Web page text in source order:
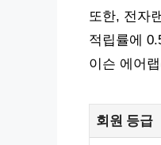
또한, 전자
적립률에
이슨 에어
회원 등급